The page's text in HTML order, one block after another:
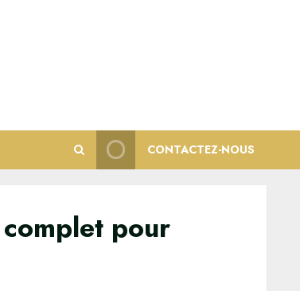
CONTACTEZ-NOUS
pour